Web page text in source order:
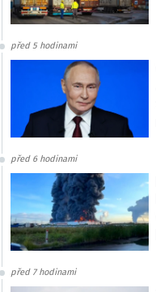
před 5 hodinami
před 6 hodinami
před 7 hodinami